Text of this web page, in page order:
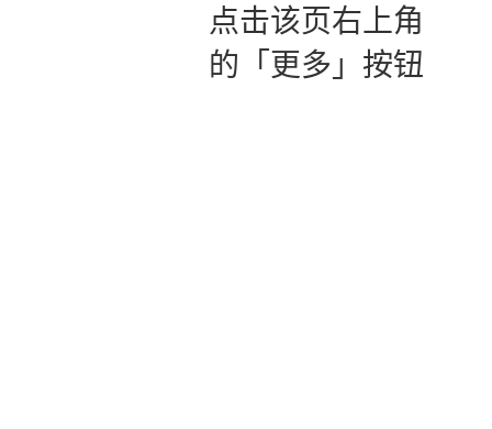
点击该页右上角
的「更多」按钮